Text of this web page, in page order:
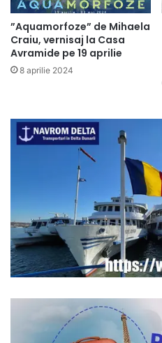
”Aquamorfoze” de Mihaela
Craiu, vernisaj la Casa
Avramide pe 19 aprilie
8 aprilie 2024